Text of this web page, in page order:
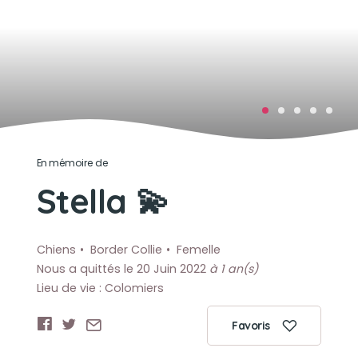
En mémoire de
Stella 💫
Chiens Border Collie
Femelle
Nous a quittés le 20 Juin 2022 à 1 an(s)
Lieu de vie : Colomiers
Favoris